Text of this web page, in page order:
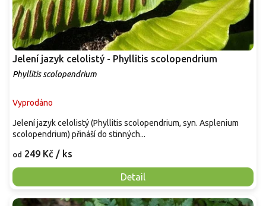
Jelení jazyk celolistý - Phyllitis scolopendrium
Phyllitis scolopendrium
Vyprodáno
od 249 Kč / ks
Detail
Jelení jazyk celolistý (Phyllitis scolopendrium, syn. Asplenium
scolopendrium) přináší do stinných...